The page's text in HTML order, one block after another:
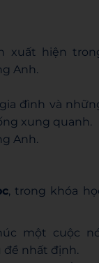
xuất hiện
Anh.
đình và
xung quanh.
Anh.
, trong khóa
một cuộc
đề nhất định.